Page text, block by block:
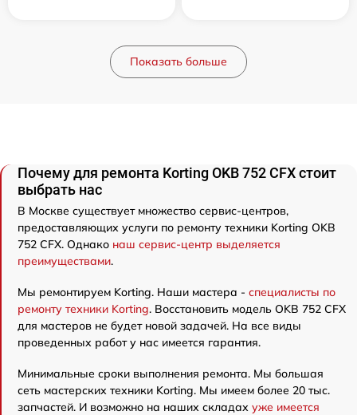
Показать больше
Почему для ремонта Korting OKB 752 CFX стоит
выбрать нас
В Москве существует множество сервис-центров,
предоставляющих услуги по ремонту техники Korting OKB
752 CFX. Однако наш сервис-центр выделяется
преимуществами.
Мы ремонтируем Korting. Наши мастера - специалисты по
ремонту техники Korting. Восстановить модель OKB 752 CFX
для мастеров не будет новой задачей. На все виды
проведенных работ у нас имеется гарантия.
Минимальные сроки выполнения ремонта. Мы большая
сеть мастерских техники Korting. Мы имеем более 20 тыс.
запчастей. И возможно на наших складах уже имеется